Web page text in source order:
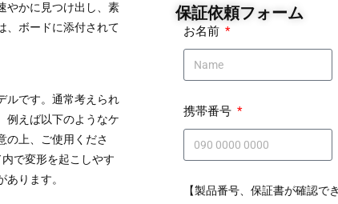
やかに見つけ出し、素
、ボードに添付されて
ルです。通常考えられ
例えば以下のようなケ
の上、ご使用くださ
で変形を起こしやす
ります。
保証依頼フォーム
お名前
携帯番号
【製品番号、保証書が確認で